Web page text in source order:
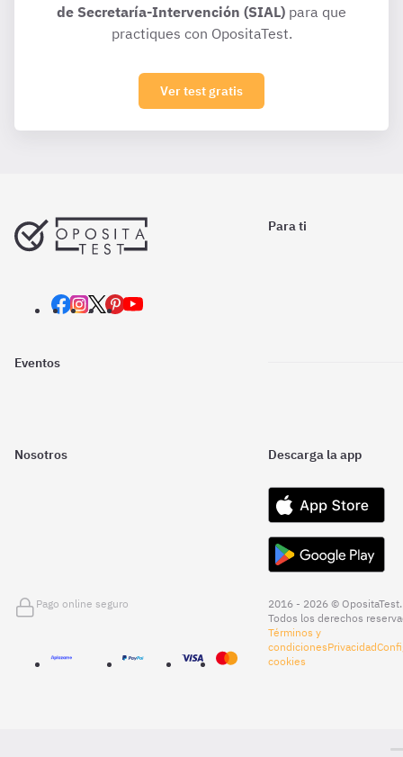
de Secretaría-Intervención (SIAL) para que
practiques con OpositaTest.
Ver test gratis
Para ti
Eventos
Nosotros Descarga la app
Pago online seguro
2016 - 2026 © OpositaTest.
Todos los derechos
Términos y
condicionesPrivacidad
cookies